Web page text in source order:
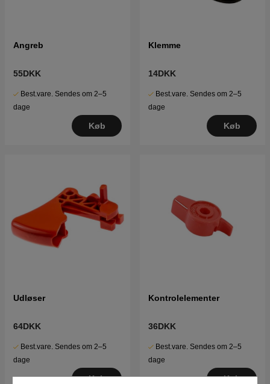
Angreb
55DKK
Best.vare. Sendes om 2–5
dage
Køb
Klemme
14DKK
Best.vare. Sendes om 2–5
dage
Køb
Udløser
64DKK
Best.vare. Sendes om 2–5
dage
Køb
Kontrolelementer
36DKK
Best.vare. Sendes om 2–5
dage
Køb